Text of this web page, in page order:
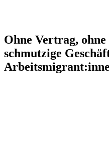
Ohne Vertrag, ohne
schmutzige